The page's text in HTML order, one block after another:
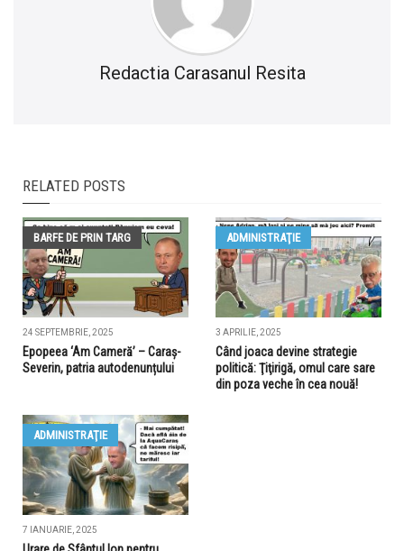
Redactia Carasanul Resita
RELATED POSTS
BARFE DE PRIN TARG
24 SEPTEMBRIE, 2025
Epopeea ‘Am Cameră’ – Caraș-
Severin, patria autodenunțului
ADMINISTRAŢIE
3 APRILIE, 2025
Când joaca devine strategie
politică: Ţiţirigă, omul care sare
din poza veche în cea nouă!
ADMINISTRAŢIE
7 IANUARIE, 2025